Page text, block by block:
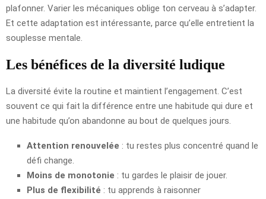
plafonner. Varier les mécaniques oblige ton cerveau à s’adapter.
Et cette adaptation est intéressante, parce qu’elle entretient la
souplesse mentale.
Les bénéfices de la diversité ludique
La diversité évite la routine et maintient l’engagement. C’est
souvent ce qui fait la différence entre une habitude qui dure et
une habitude qu’on abandonne au bout de quelques jours.
Attention renouvelée : tu restes plus concentré quand le
défi change.
Moins de monotonie : tu gardes le plaisir de jouer.
Plus de flexibilité : tu apprends à raisonner